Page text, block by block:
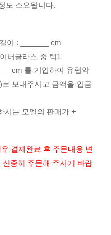
도 소요됩니다.
이 : _______ cm
버글라스 중 택1
를 기입하여 유럽악
)로 보내주시고 금액을 입금
시는 모델의 판매가 +
결제완료 후 주문내용 변
중히 주문해 주시기 바랍